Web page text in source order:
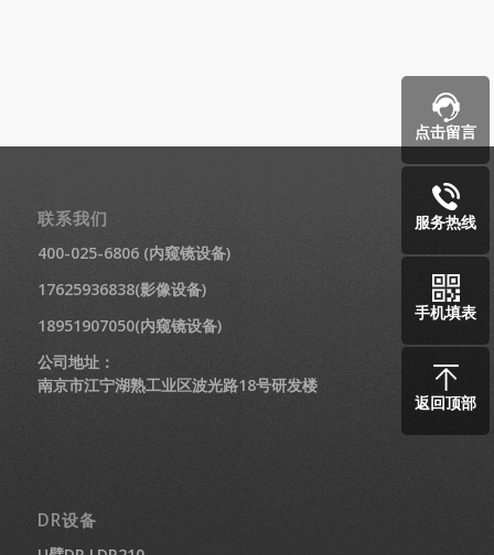
联系我们
400-025-6806 (内窥镜设备)
17625936838(影像设备)
18951907050(内窥镜设备)
公司地址：
南京市江宁湖熟工业区波光路18号研发楼
DR设备
点击留言
服务热线
手机填表
返回顶部